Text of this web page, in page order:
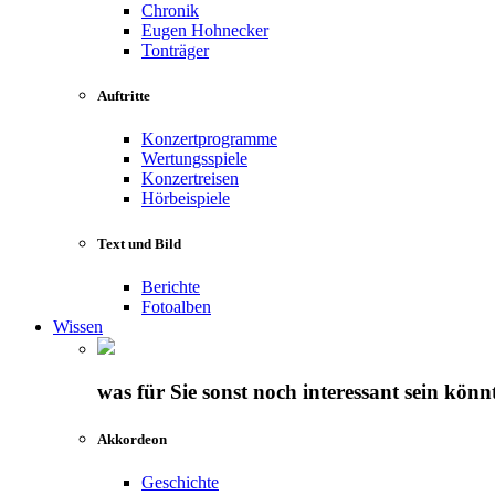
Chronik
Eugen Hohnecker
Tonträger
Auftritte
Konzertprogramme
Wertungsspiele
Konzertreisen
Hörbeispiele
Text und Bild
Berichte
Fotoalben
Wissen
was für Sie sonst noch interessant sein
Akkordeon
Geschichte